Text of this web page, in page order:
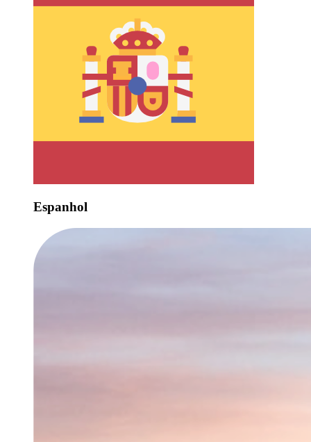
Espanhol